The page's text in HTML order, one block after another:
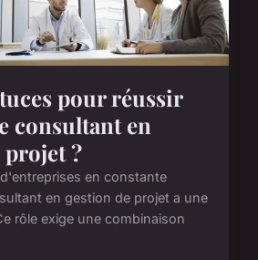
pour réussir
consultant en
projet ?
en constante
en gestion de projet a une
rôle exige une combinaison